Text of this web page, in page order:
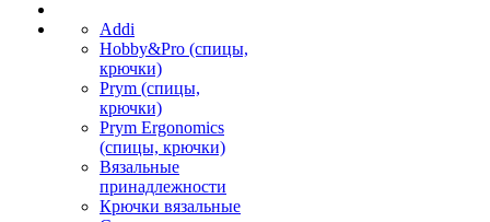
Addi
Hobby&Pro (спицы,
крючки)
Prym (спицы,
крючки)
Prym Ergonomics
(спицы, крючки)
Вязальные
принадлежности
Крючки вязальные